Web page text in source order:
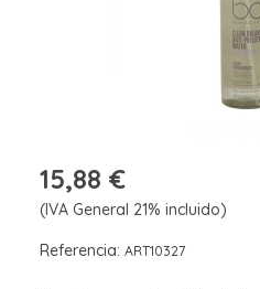
15,88 €
(IVA General 21% incluido)
Referencia: ART10327